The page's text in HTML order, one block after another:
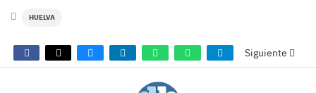
HUELVA
Siguiente